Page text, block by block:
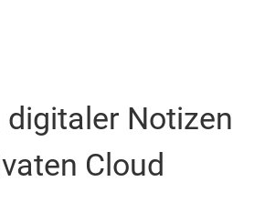
digitaler Notizen
Cloud